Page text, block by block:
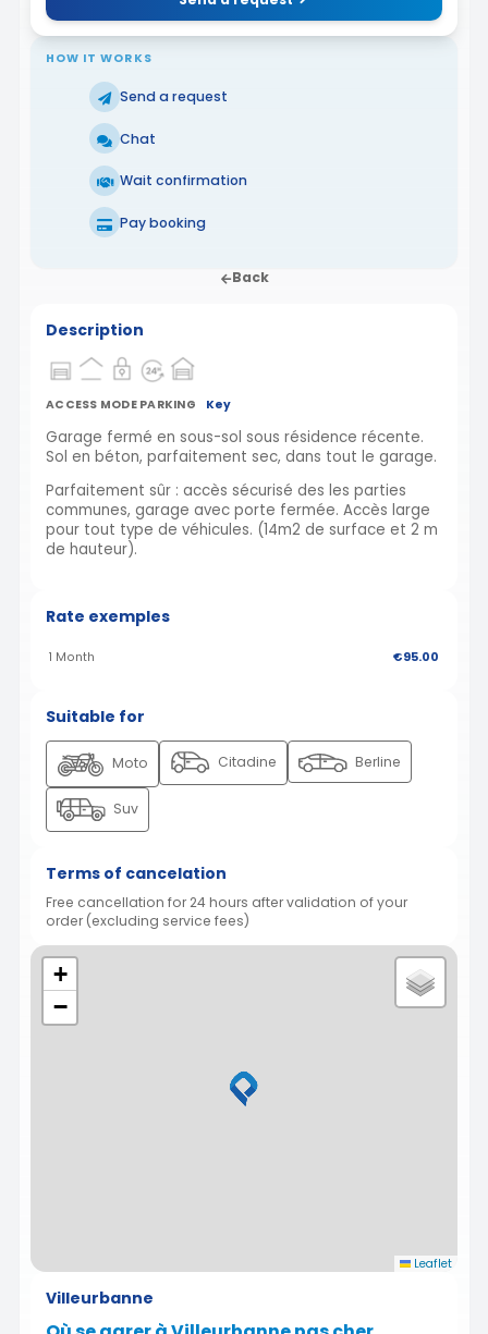
HOW IT WORKS
Send a request
Chat
Wait confirmation
Pay booking
Back
Description
ACCESS MODE PARKING Key
Garage fermé en sous-sol sous résidence récente.
Sol en béton, parfaitement sec, dans tout le garage.
Parfaitement sûr : accès sécurisé des les parties
communes, garage avec porte fermée. Accès large
pour tout type de véhicules. (14m2 de surface et 2 m
de hauteur).
Rate exemples
1 Month €95.00
Suitable for
Moto Citadine Berline
Suv
Terms of cancelation
Free cancellation for 24 hours after validation of your
order (excluding service fees)
+
−
Leaflet
Villeurbanne